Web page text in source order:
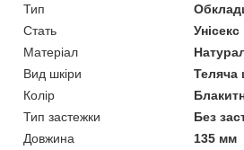
Тип
Стать
Унісекс
Матеріал
Вид шкіри
Теляча
Колір
Тип застежки
Без
Довжина
135 мм